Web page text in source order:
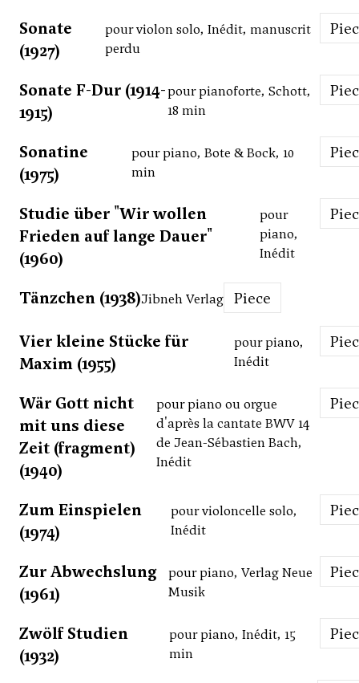
Sonate
(1927)
pour violon solo, Inédit, manuscrit
perdu
Sonate F-Dur (1914-
1915)
pour pianoforte, Schott,
18 min
Sonatine
(1975)
pour piano, Bote & Bock, 10
min
Studie über "Wir wollen
Frieden auf lange Dauer"
(1960)
pour
piano,
Inédit
Tänzchen (1938)Jibneh Verlag Piece
Vier kleine Stücke für
Maxim (1955)
pour piano,
Inédit
Wär Gott nicht
mit uns diese
Zeit (fragment)
(1940)
pour piano ou orgue
d'après la cantate BWV 14
de Jean-Sébastien Bach,
Inédit
Zum Einspielen
(1974)
pour violoncelle solo,
Inédit
Zur Abwechslung
(1961)
pour piano, Verlag Neue
Musik
Zwölf Studien
(1932)
pour piano, Inédit, 15
min